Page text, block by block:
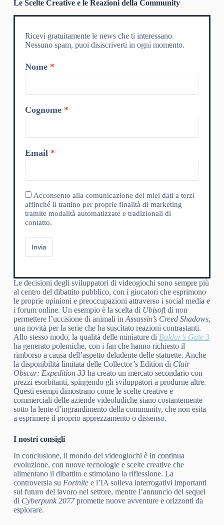
Le Scelte Creative e le Reazioni della Community
Ricevi gratuitamente le news che ti interessano.
Nessuno spam, puoi disiscriverti in ogni momento.
Nome
Cognome
Email
Acconsento alla comunicazione dei miei dati a terzi
affinché li trattino per proprie finalità di marketing
tramite modalità automatizzate e tradizionali di
contatto.
Invia
Le decisioni degli sviluppatori di videogiochi sono sempre più
al centro del dibattito pubblico, con i giocatori che esprimono
le proprie opinioni e preoccupazioni attraverso i social media e
i forum online. Un esempio è la scelta di Ubisoftdi non
permettere l’uccisione di animali in Assassin’s Creed Shadows,
una novità per la serie che ha suscitato reazioni contrastanti.
Allo stesso modo, la qualità delle miniature di Baldur’s Gate 3
ha generato polemiche, con i fan che hanno richiesto il
rimborso a causa dell’aspetto deludente delle statuette. Anche
la disponibilità limitata delle Collector’s Edition di Clair
Obscur: Expedition 33ha creato un mercato secondario con
prezzi esorbitanti, spingendo gli sviluppatori a produrne altre.
Questi esempi dimostrano come le scelte creative e
commerciali delle aziende videoludiche siano costantemente
sotto la lente d’ingrandimento della community, che non esita
a esprimere il proprio apprezzamento o dissenso.
I nostri consigli
In conclusione, il mondo dei videogiochi è in continua
evoluzione, con nuove tecnologie e scelte creative che
alimentano il dibattito e stimolano la riflessione. La
controversia su Fortnitee l’IA solleva interrogativi importanti
sul futuro del lavoro nel settore, mentre l’annuncio del sequel
di Cyberpunk 2077promette nuove avventure e orizzonti da
esplorare.